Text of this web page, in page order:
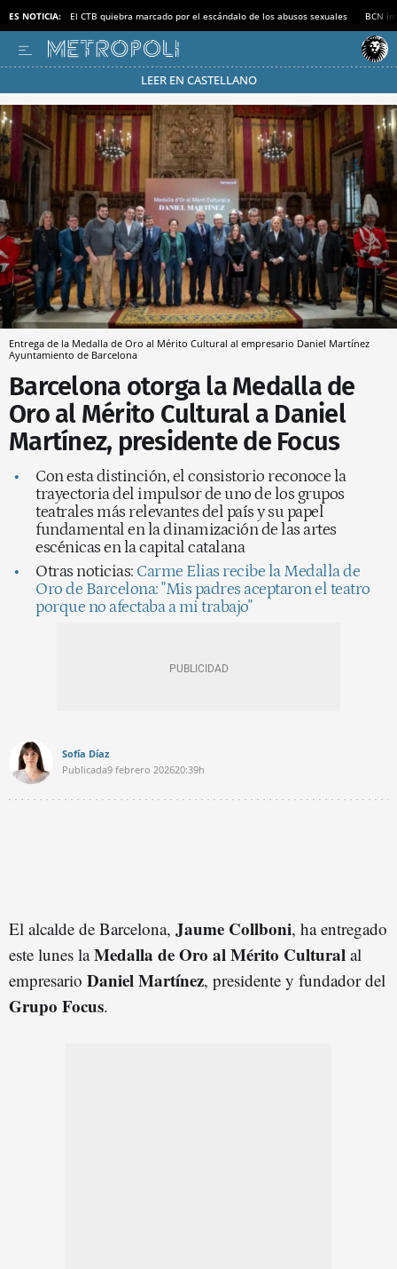
ES NOTICIA: El CTB quiebra marcado por el escándalo de los abusos sexuales BCN
LEER EN CASTELLANO
Pásate al MODO AHORRO
Entrega de la Medalla de Oro al Mérito Cultural al empresario Daniel Martínez
Ayuntamiento de Barcelona
Barcelona otorga la Medalla de
Oro al Mérito Cultural a Daniel
Martínez, presidente de Focus
Con esta distinción, el consistorio reconoce la
trayectoria del impulsor de uno de los grupos
teatrales más relevantes del país y su papel
fundamental en la dinamización de las artes
escénicas en la capital catalana
Otras noticias: Carme Elias recibe la Medalla de
Oro de Barcelona: "Mis padres aceptaron el teatro
porque no afectaba a mi trabajo"
Sofía Díaz
Publicada9 febrero 202620:39h
El alcalde de Barcelona, Jaume Collboni, ha entregado
este lunes laMedalla de Oro al Mérito Cultural al
empresario Daniel Martínez, presidente y fundador del
Grupo Focus.